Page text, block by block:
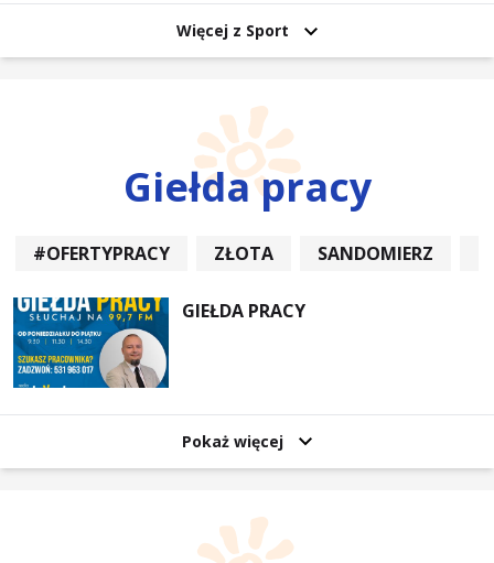
Więcej z Sport
Giełda pracy
#OFERTYPRACY ZŁOTA SANDOMIERZ
GIEŁDA PRACY
Pokaż więcej